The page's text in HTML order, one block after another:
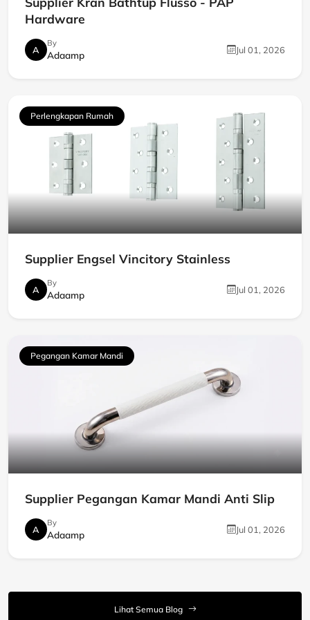
Hardware
A
By
Adaamp Jul 01, 2026
Perlengkapan Rumah
Supplier Engsel Vincitory Stainless
A
By
Adaamp Jul 01, 2026
Pegangan Kamar Mandi
Supplier Pegangan Kamar Mandi Anti Slip
A
By
Adaamp Jul 01, 2026
Lihat Semua Blog